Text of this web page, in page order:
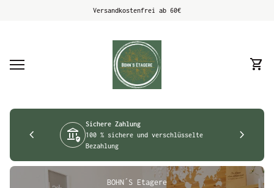
Versandkostenfrei ab 60€
Mobile Navigation
Startseite
shopping_cart
Meinen Warenkorb ansehen
assured_workload
Sichere Zahlung
100 % sichere und verschlüsselte
Bezahlung
chevron_left chevron_right
BOHN´S Etagere